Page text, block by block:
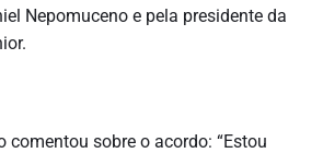
Nepomuceno e pela presidente da
comentou sobre o acordo: “Estou